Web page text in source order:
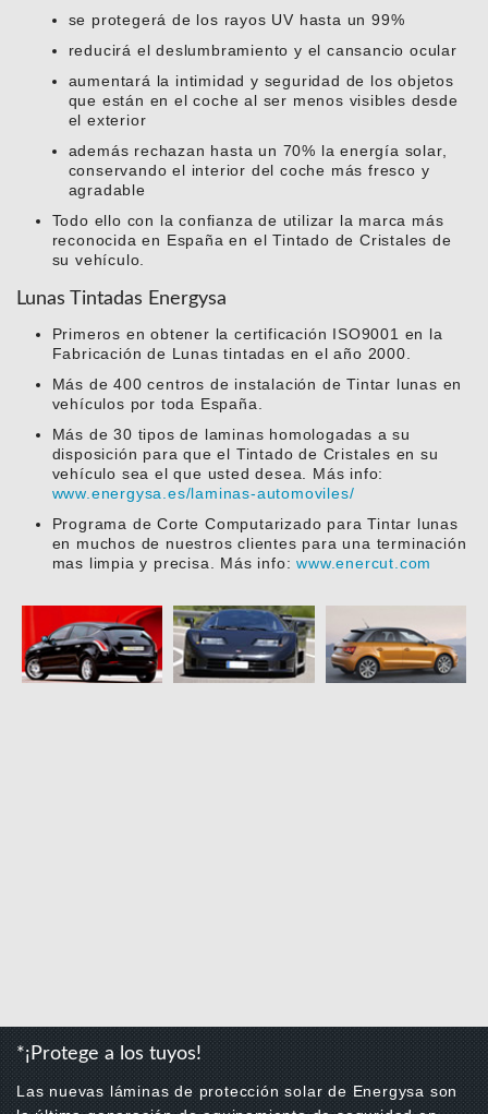
se protegerá de los rayos UV hasta un 99%
reducirá el deslumbramiento y el cansancio ocular
aumentará la intimidad y seguridad de los objetos
que están en el coche al ser menos visibles desde
el exterior
además rechazan hasta un 70% la energía solar,
conservando el interior del coche más fresco y
agradable
Todo ello con la confianza de utilizar la marca más
reconocida en España en el Tintado de Cristales de
su vehículo.
Lunas Tintadas Energysa
Primeros en obtener la certificación ISO9001 en la
Fabricación de Lunas tintadas en el año 2000.
Más de 400 centros de instalación de Tintar lunas en
vehículos por toda España.
Más de 30 tipos de laminas homologadas a su
disposición para que el Tintado de Cristales en su
vehículo sea el que usted desea. Más info:
www.energysa.es/laminas-automoviles/
Programa de Corte Computarizado para Tintar lunas
en muchos de nuestros clientes para una terminación
mas limpia y precisa. Más info:www.enercut.com
*¡Protege a los tuyos!
Las nuevas láminas de protección solar de Energysa son